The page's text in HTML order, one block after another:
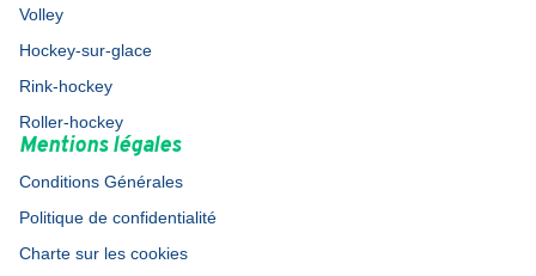
Volley
Hockey-sur-glace
Rink-hockey
Roller-hockey
Mentions légales
Conditions Générales
Politique de confidentialité
Charte sur les cookies